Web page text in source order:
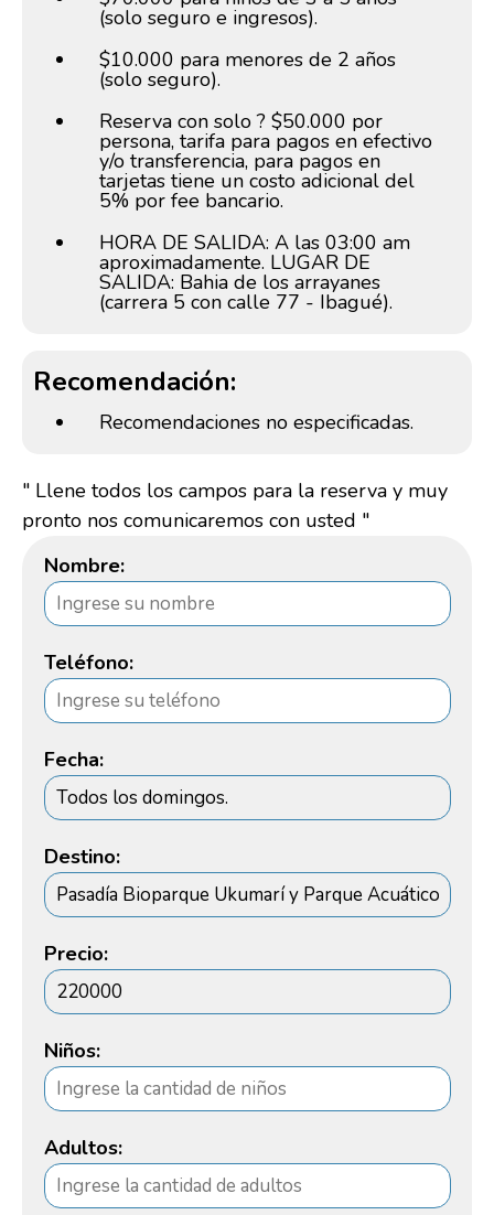
(solo seguro e ingresos).
$10.000 para menores de 2 años
(solo seguro).
Reserva con solo ? $50.000 por
persona, tarifa para pagos en efectivo
y/o transferencia, para pagos en
tarjetas tiene un costo adicional del
5% por fee bancario.
HORA DE SALIDA: A las 03:00 am
aproximadamente. LUGAR DE
SALIDA: Bahia de los arrayanes
(carrera 5 con calle 77 - Ibagué).
Recomendación:
Recomendaciones no especificadas.
" Llene todos los campos para la reserva y muy
pronto nos comunicaremos con usted "
Nombre:
Teléfono:
Fecha:
Destino:
Precio:
Niños:
Adultos: